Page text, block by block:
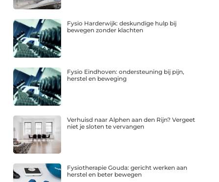
Fysio Harderwijk: deskundige hulp bij
bewegen zonder klachten
Fysio Eindhoven: ondersteuning bij pijn,
herstel en beweging
Verhuisd naar Alphen aan den Rijn? Vergeet
niet je sloten te vervangen
Fysiotherapie Gouda: gericht werken aan
herstel en beter bewegen